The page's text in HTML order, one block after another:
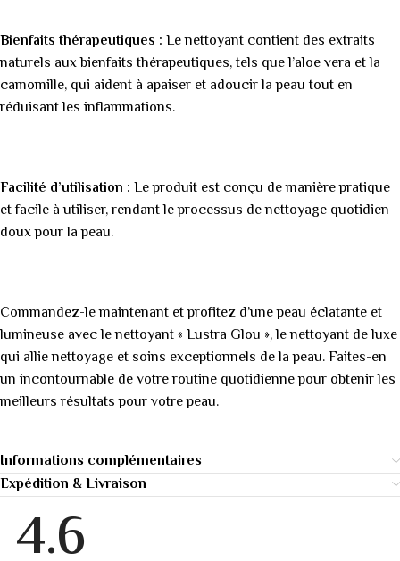
Bienfaits thérapeutiques : Le nettoyant contient des extraits
naturels aux bienfaits thérapeutiques, tels que l’aloe vera et la
camomille, qui aident à apaiser et adoucir la peau tout en
réduisant les inflammations.
Facilité d’utilisation : Le produit est conçu de manière pratique
et facile à utiliser, rendant le processus de nettoyage quotidien
doux pour la peau.
Commandez-le maintenant et profitez d’une peau éclatante et
lumineuse avec le nettoyant « Lustra Glou », le nettoyant de luxe
qui allie nettoyage et soins exceptionnels de la peau. Faites-en
un incontournable de votre routine quotidienne pour obtenir les
meilleurs résultats pour votre peau.
Informations complémentaires
Expédition & Livraison
4.6